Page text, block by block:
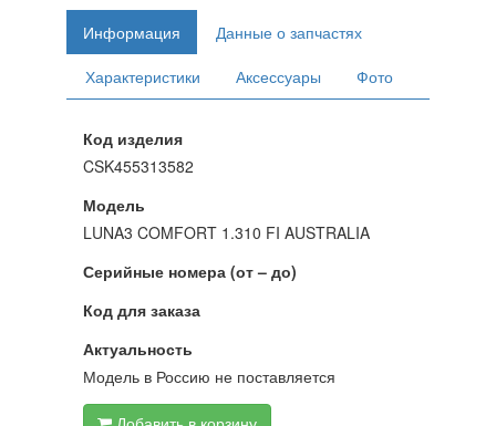
Информация
Данные о запчастях
Характеристики
Аксессуары Фото
Код изделия
CSK455313582
Модель
LUNA3 COMFORT 1.310 FI AUSTRALIA
Серийные номера (от – до)
Код для заказа
Актуальность
Модель в Россию не поставляется